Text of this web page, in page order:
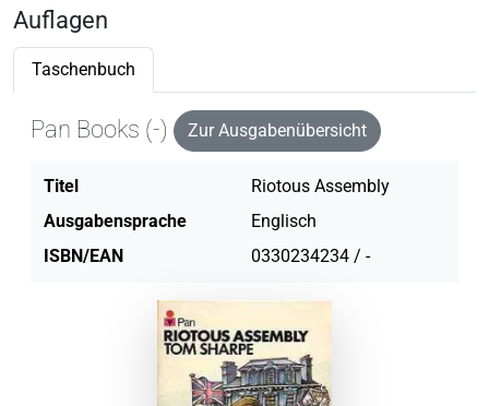
Auflagen
Taschenbuch
Pan Books (-) Zur Ausgabenübersicht
Titel
Riotous Assembly
Ausgabensprache
Englisch
ISBN/EAN
0330234234 / -